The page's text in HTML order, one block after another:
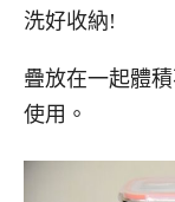
洗好收納!
疊放在一起體
使用。